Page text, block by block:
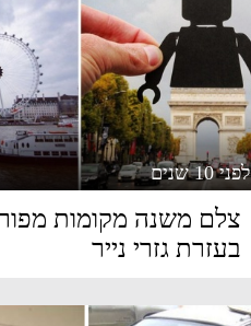
לפני 10 שנים
צלם משנה מקומות
בעזרת גזרי נייר